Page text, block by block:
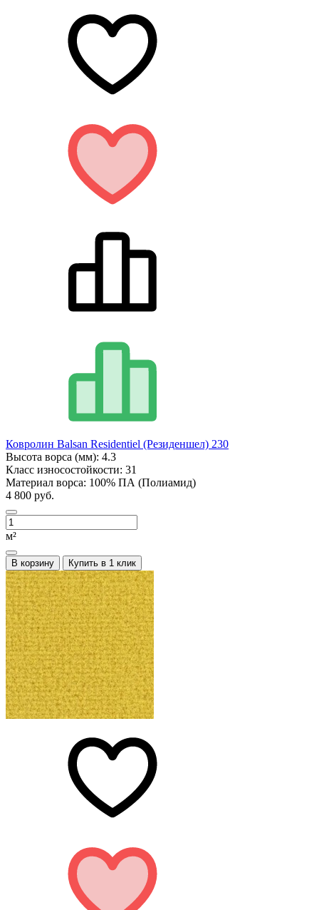
Ковролин Balsan Residentiel (Резиденшел) 230
Высота ворса (мм): 4.3
Класс износостойкости: 31
Материал ворса: 100% ПА (Полиамид)
4 800 руб.
м²
В корзину Купить в 1 клик